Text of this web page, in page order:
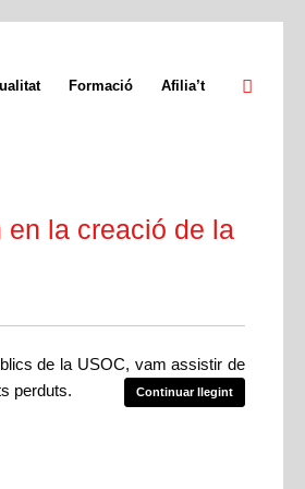
Formació Afilia’t
en la creació de la
de la USOC, vam assistir de
perduts.
Continuar llegint